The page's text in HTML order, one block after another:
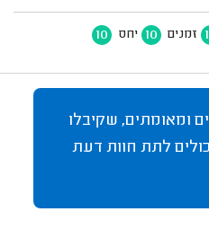
זמנים 10 יחס 10
ומאומתים, שקיבלו
לתת חוות דעת